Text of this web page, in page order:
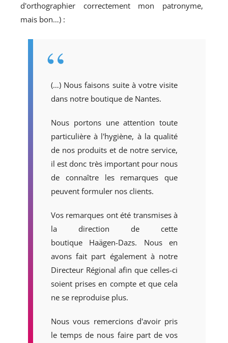
d'orthographier correctement mon patronyme,
mais bon…) :
(…) Nous faisons suite à votre visite
dans notre boutique de Nantes.
Nous portons une attention toute
particulière à l'hygiène, à la qualité
de nos produits et de notre service,
il est donc très important pour nous
de connaître les remarques que
peuvent formuler nos clients.
Vos remarques ont été transmises à
la direction de cette
boutique Haägen-Dazs. Nous en
avons fait part également à notre
Directeur Régional afin que celles-ci
soient prises en compte et que cela
ne se reproduise plus.
Nous vous remercions d'avoir pris
le temps de nous faire part de vos